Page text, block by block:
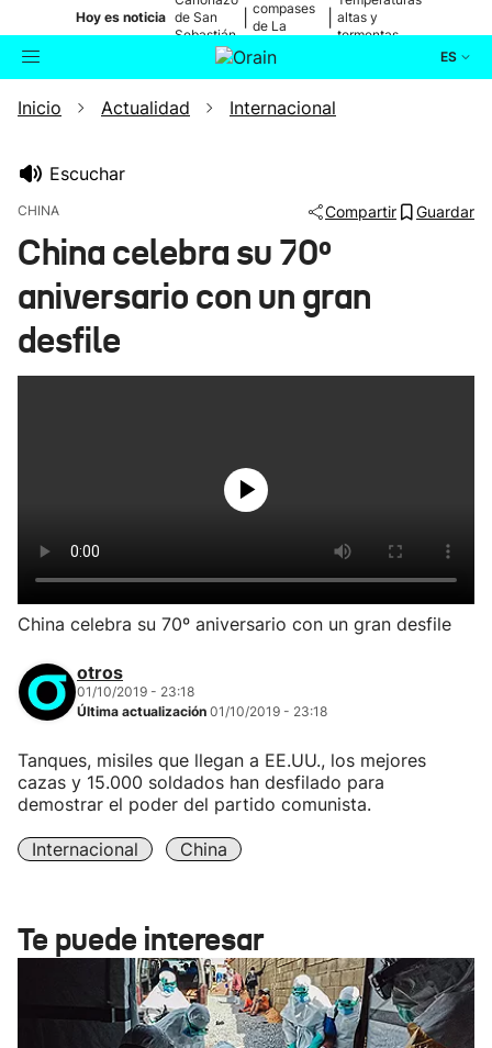
Hoy es noticia de San
Sebastián
compases
de La
altas y
tormentas
ES
Buscador Actualidad
Ikusmiran
Inicio Actualidad Internacional
Escuchar
CHINA Compartir Guardar
China celebra su 70º
aniversario con un gran
desfile
China celebra su 70º aniversario con un gran desfile
otros
01/10/2019 - 23:18
Última actualización 01/10/2019 - 23:18
Tanques, misiles que llegan a EE.UU., los mejores
cazas y 15.000 soldados han desfilado para
demostrar el poder del partido comunista.
Internacional China
Te puede interesar